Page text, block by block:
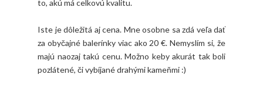
to, akú má celkovú kvalitu.
Iste je dôležitá aj cena. Mne osobne sa zdá veľa dať
za obyčajné balerínky viac ako 20 €. Nemyslím si, že
majú naozaj takú cenu. Možno keby akurát tak boli
pozlátené, či vybíjané drahými kameňmi :)